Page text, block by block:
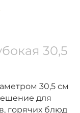
30,5
30,5 см
для
горячих блюд